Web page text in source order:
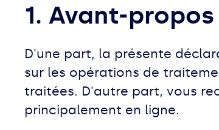
1. Avant-
D'une part, la présente
sur les opérations de
traitées. D'autre part, vous
principalement en ligne.